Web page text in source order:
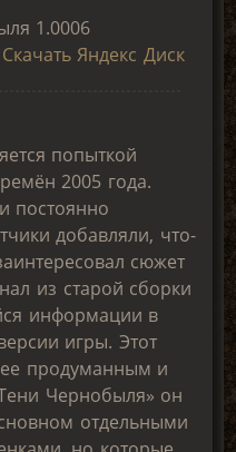
1.0006
Скачать Яндекс Диск
попыткой
2005 года.
постоянно
добавляли, что-
сюжет
из старой сборки
информации в
игры. Этот
продуманным и
Чернобыля» он
отдельными